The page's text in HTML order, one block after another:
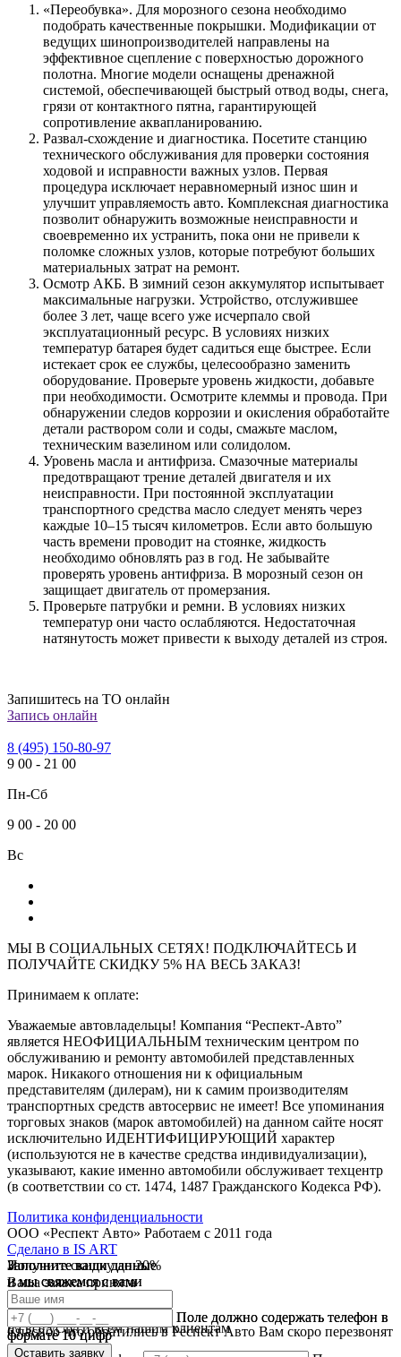
«Переобувка». Для морозного сезона необходимо
подобрать качественные покрышки. Модификации от
ведущих шинопроизводителей направлены на
эффективное сцепление с поверхностью дорожного
полотна. Многие модели оснащены дренажной
системой, обеспечивающей быстрый отвод воды, снега,
грязи от контактного пятна, гарантирующей
сопротивление аквапланированию.
Развал-схождение и диагностика. Посетите станцию
технического обслуживания для проверки состояния
ходовой и исправности важных узлов. Первая
процедура исключает неравномерный износ шин и
улучшит управляемость авто. Комплексная диагностика
позволит обнаружить возможные неисправности и
своевременно их устранить, пока они не привели к
поломке сложных узлов, которые потребуют больших
материальных затрат на ремонт.
Осмотр АКБ. В зимний сезон аккумулятор испытывает
максимальные нагрузки. Устройство, отслужившее
более 3 лет, чаще всего уже исчерпало свой
эксплуатационный ресурс. В условиях низких
температур батарея будет садиться еще быстрее. Если
истекает срок ее службы, целесообразно заменить
оборудование. Проверьте уровень жидкости, добавьте
при необходимости. Осмотрите клеммы и провода. При
обнаружении следов коррозии и окисления обработайте
детали раствором соли и соды, смажьте маслом,
техническим вазелином или солидолом.
Уровень масла и антифриза. Смазочные материалы
предотвращают трение деталей двигателя и их
неисправности. При постоянной эксплуатации
транспортного средства масло следует менять через
каждые 10–15 тысяч километров. Если авто большую
часть времени проводит на стоянке, жидкость
необходимо обновлять раз в год. Не забывайте
проверять уровень антифриза. В морозный сезон он
защищает двигатель от промерзания.
Проверьте патрубки и ремни. В условиях низких
температур они часто ослабляются. Недостаточная
натянутость может привести к выходу деталей из строя.
Запишитесь на ТО онлайн
Запись онлайн
8 (495) 150-80-97
9 00 - 21 00
Пн-Сб
9 00 - 20 00
Вс
МЫ В СОЦИАЛЬНЫХ СЕТЯХ! ПОДКЛЮЧАЙТЕСЬ И
ПОЛУЧАЙТЕ СКИДКУ 5% НА ВЕСЬ ЗАКАЗ!
Принимаем к оплате:
Уважаемые автовладельцы! Компания “Респект-Авто”
является НЕОФИЦИАЛЬНЫМ техническим центром по
обслуживанию и ремонту автомобилей представленных
марок. Никакого отношения ни к официальным
представителям (дилерам), ни к самим производителям
транспортных средств автосервис не имеет! Все упоминания
торговых знаков (марок автомобилей) на данном сайте носят
исключительно ИДЕНТИФИЦИРУЮЩИЙ характер
(используются не в качестве средства индивидуализации),
указывают, какие именно автомобили обслуживает техцентр
(в соответствии со ст. 1474, 1487 Гражданского Кодекса РФ).
Политика конфиденциальности
ООО «Респект Авто» Работаем с 2011 года
Сделано в IS ART
Заполните ваши данные
и мы свяжемся с вами
Поле должно содержать телефон в
формате 10 цифр
Оставить заявку
Получите скидку до 20%
В течении 10 дней
мы предоставляем скидку
на все услуги всем нашим клиентам
Заполните ваши данные
и мы свяжемся с вами
Поле должно содержать телефон в
формате 10 цифр
Оставить заявку
✓
Ваша заявка принята
✓
Ваш ответ принят
Спасибо что обратились в Респект Авто Вам скоро перезвонят